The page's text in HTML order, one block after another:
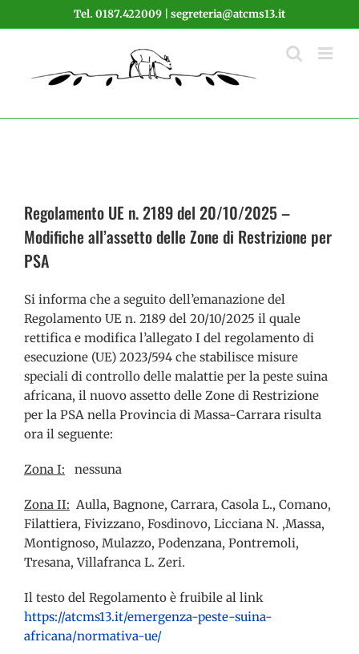
al
Tel. 0187.422009 | segreteria@atcms13.it
Regolamento UE n. 2189 del 20/10/2025 –
Modifiche all’assetto delle Zone di Restrizione per
PSA
Si informa che a seguito dell’emanazione del
Regolamento UE n. 2189 del 20/10/2025 il quale
rettifica e modifica l’allegato I del regolamento di
esecuzione (UE) 2023/594 che stabilisce misure
speciali di controllo delle malattie per la peste suina
africana, il nuovo assetto delle Zone di Restrizione
per la PSA nella Provincia di Massa-Carrara risulta
ora il seguente:
Zona I: nessuna
Zona II: Aulla, Bagnone, Carrara, Casola L., Comano,
Filattiera, Fivizzano, Fosdinovo, Licciana N. ,Massa,
Montignoso, Mulazzo, Podenzana, Pontremoli,
Tresana, Villafranca L. Zeri.
Il testo del Regolamento è fruibile al link
https://atcms13.it/emergenza-peste-suina-
africana/normativa-ue/